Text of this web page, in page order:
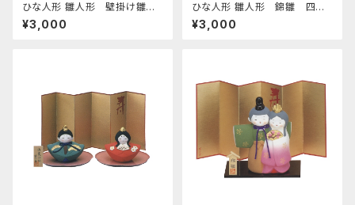
ひな人形 雛人形 壁掛け雛人
形 額立て付 四日市萬古焼
¥3,000
ひな人形 雛人形 錦雛 四日
市萬古焼
¥3,000